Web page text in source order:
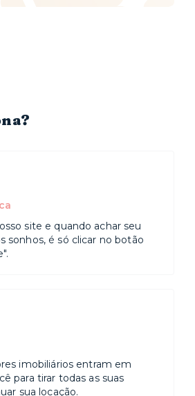
site e quando achar seu
sonhos, é só clicar no botão
imobiliários entram em
para tirar todas as suas
sua locação.